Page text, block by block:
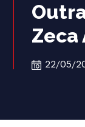
Zeca
22/05/